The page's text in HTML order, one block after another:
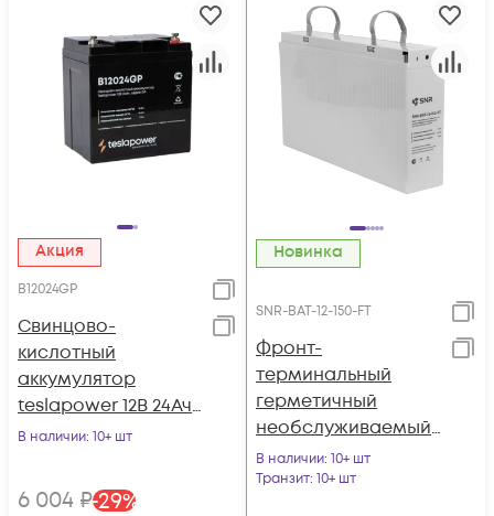
Акция
B12024GP
Свинцово-
кислотный
аккумулятор
teslapower 12В 24Ач,
серия GP
В наличии: 10+ шт
6 004 ₽-29%
Новинка
SNR-BAT-12-150-FT
Фронт-
терминальный
герметичный
необслуживаемый
аккумулятор 12В
150Ач (SNR-BAT-12-
В наличии: 10+ шт
Транзит: 10+ шт